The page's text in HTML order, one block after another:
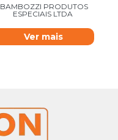
BAMBOZZI PRODUTOS
ESPECIAIS LTDA
Ver mais